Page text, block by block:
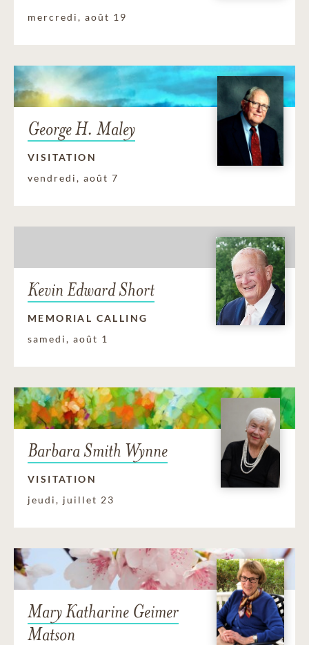
mercredi, août 19
George H. Maley
VISITATION
vendredi, août 7
Kevin Edward Short
MEMORIAL CALLING
samedi, août 1
Barbara Smith Wynne
VISITATION
jeudi, juillet 23
Mary Katharine Geimer
Matson